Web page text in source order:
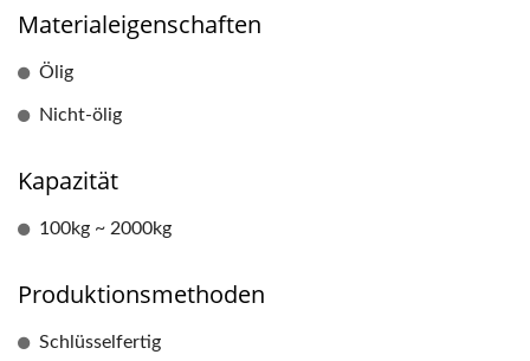
Materialeigenschaften
Ölig
Nicht-ölig
Kapazität
100kg ~ 2000kg
Produktionsmethoden
Schlüsselfertig